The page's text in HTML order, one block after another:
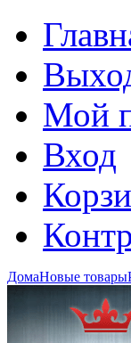
Мой
Вход
ДомаНовые товары